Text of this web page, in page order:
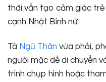
thời vẫn tạo cảm giác trẻ
cạnh Nhật Bình nữ.
Tà Ngũ Thân vừa phải,
người mặc dễ di chuyển
trình chụp hình hoặc